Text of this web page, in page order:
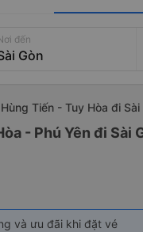
đến
Tiến - Tuy Hòa đi
- Phú Yên đi Sài
và ưu đãi khi đặt vé